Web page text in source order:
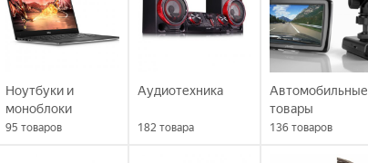
Ноутбуки и
моноблоки
95 товаров
Аудиотехника
182 товара
Автомобильные
товары
136товаров